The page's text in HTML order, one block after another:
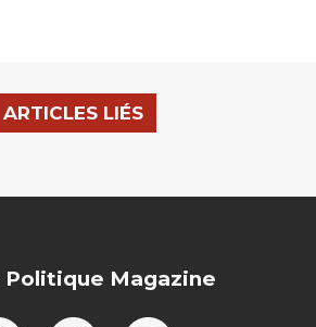
ARTICLES LIÉS
Politique Magazine